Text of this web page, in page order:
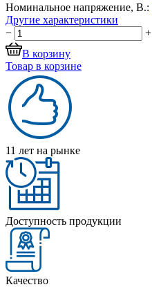
Номинальное напряжение, В.:
Другие характеристики
−
+
В корзину
Товар в корзине
11 лет на рынке
Доступность продукции
Качество